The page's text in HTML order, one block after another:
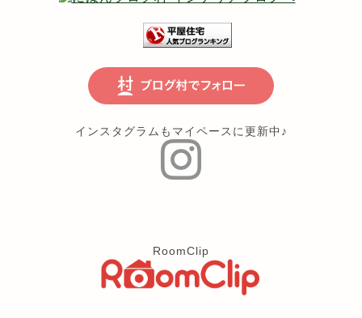
インスタグラムもマイペースに更新中♪
RoomClip